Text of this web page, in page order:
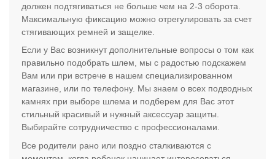
должен подтягиваться не больше чем на 2-3 оборота.
Максимальную фиксацию можно отрегулировать за счет
стягивающих ремней и защелке.
Если у Вас возникнут дополнительные вопросы о том как
правильно подобрать шлем, мы с радостью подскажем
Вам или при встрече в нашем специализированном
магазине, или по телефону. Мы знаем о всех подводных
камнях при выборе шлема и подберем для Вас этот
стильный красивый и нужный аксессуар защиты.
Выбирайте сотрудничество с профессионалами.
Все родители рано или поздно сталкиваются с